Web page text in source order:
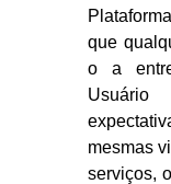
que
o a
mesmas
serviços,